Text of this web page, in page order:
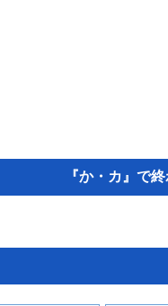
『か・カ』で